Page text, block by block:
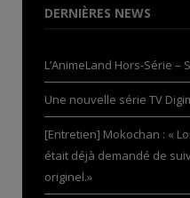
DERNIÈRES NEWS
L’AnimeLand Hors-Série
Une nouvelle série TV
[Entretien] Mokochan : «
était déjà demandé de
originel.»